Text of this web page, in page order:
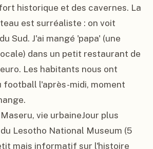
historique et des cavernes. La
est surréaliste : on voit
Sud. J'ai mangé 'papa' (une
dans un petit restaurant de
Les habitants nous ont
football l'après-midi, moment
vie urbaineJour plus
Lesotho National Museum (5
mais informatif sur l'histoire